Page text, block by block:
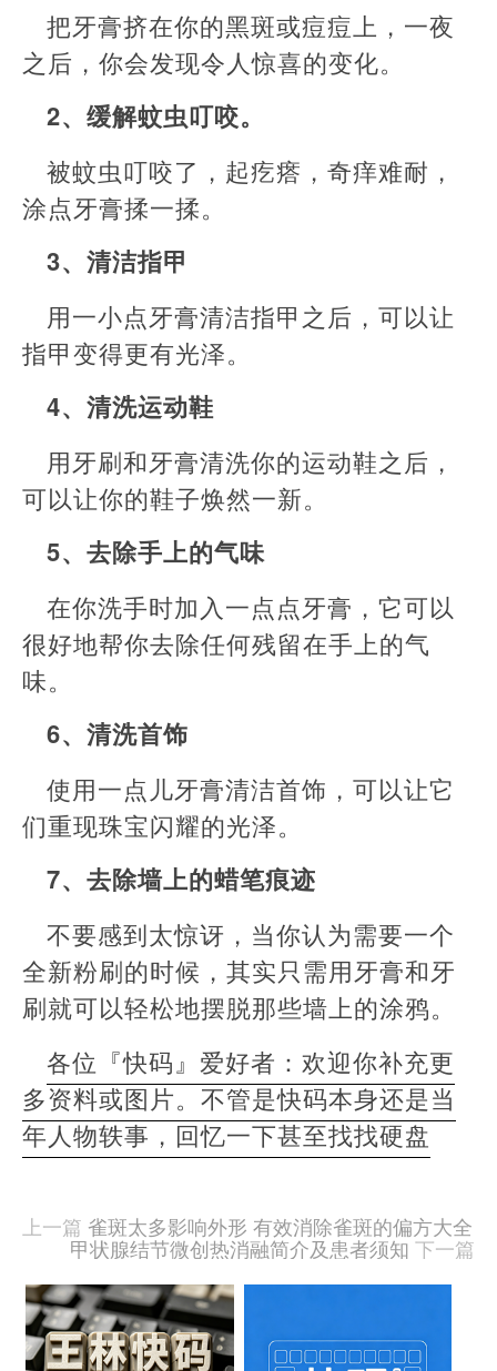
把牙膏挤在你的黑斑或痘痘上，一夜
之后，你会发现令人惊喜的变化。
2、缓解蚊虫叮咬。
被蚊虫叮咬了，起疙瘩，奇痒难耐，
涂点牙膏揉一揉。
3、清洁指甲
用一小点牙膏清洁指甲之后，可以让
指甲变得更有光泽。
4、清洗运动鞋
用牙刷和牙膏清洗你的运动鞋之后，
可以让你的鞋子焕然一新。
5、去除手上的气味
在你洗手时加入一点点牙膏，它可以
很好地帮你去除任何残留在手上的气
味。
6、清洗首饰
使用一点儿牙膏清洁首饰，可以让它
们重现珠宝闪耀的光泽。
7、去除墙上的蜡笔痕迹
不要感到太惊讶，当你认为需要一个
全新粉刷的时候，其实只需用牙膏和牙
刷就可以轻松地摆脱那些墙上的涂鸦。
各位『快码』爱好者：欢迎你补充更
多资料或图片。不管是快码本身还是当
年人物轶事，回忆一下甚至找找硬盘
由
羊
喜
于
09-
上一篇 雀斑太多影响外形 有效消除雀斑的偏方大全
甲状腺结节微创热消融简介及患者须知 下一篇
相
关